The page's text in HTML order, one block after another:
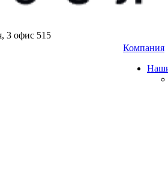
3 офис 515
Компания